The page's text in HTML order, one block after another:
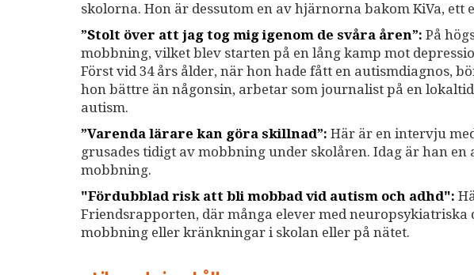
skolorna. Hon är dessutom en av hjärnorna bakom KiVa,
”Stolt över att jag tog mig igenom de svåra åren”: På
mobbning, vilket blev starten på en lång kamp mot
Först vid 34 års ålder, när hon hade fått en autismdiagnos,
hon bättre än någonsin, arbetar som journalist på en
autism.
”Varenda lärare kan göra skillnad”: Här är en intervju
grusades tidigt av mobbning under skolåren. Idag är han
mobbning.
"Fördubblad risk att bli mobbad vid autism och adhd":
Friendsrapporten, där många elever med
mobbning eller kränkningar i skolan eller på nätet.